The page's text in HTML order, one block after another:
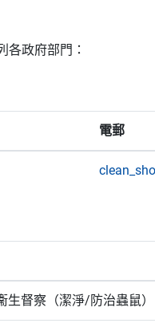
各政府部門：
電郵
生督察（潔淨/防治蟲鼠）